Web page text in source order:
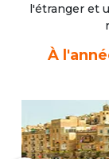
l'étrangeret
À